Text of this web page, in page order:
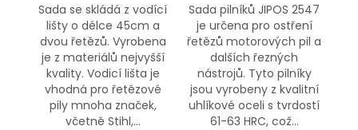
Sada se skládá z vodící
lišty o délce 45cm a
dvou řetězů. Vyrobena
je z materiálů nejvyšší
kvality. Vodicí lišta je
vhodná pro řetězové
pily mnoha značek,
včetně Stihl,...
Sada pilníků JIPOS 2547
je určena pro ostření
řetězů motorových pil a
dalších řezných
nástrojů. Tyto pilníky
jsou vyrobeny z kvalitní
uhlíkové oceli s tvrdostí
61-63 HRC, což...